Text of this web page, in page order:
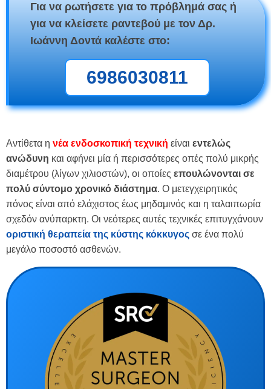
Για να ρωτήσετε για το πρόβλημά σας ή
για να κλείσετε ραντεβού με τον Δρ.
Ιωάννη Δοντά καλέστε στο:
6986030811
Αντίθετα η νέα ενδοσκοπική τεχνική είναι εντελώς
ανώδυνη και αφήνει μία ή περισσότερες οπές πολύ μικρής
διαμέτρου (λίγων χιλιοστών), οι οποίες επουλώνονται σε
πολύ σύντομο χρονικό διάστημα. Ο μετεγχειρητικός
πόνος είναι από ελάχιστος έως μηδαμινός και η ταλαιπωρία
σχεδόν ανύπαρκτη. Οι νεότερες αυτές τεχνικές επιτυγχάνουν
οριστική θεραπεία της κύστης κόκκυγος σε ένα πολύ
μεγάλο ποσοστό ασθενών.